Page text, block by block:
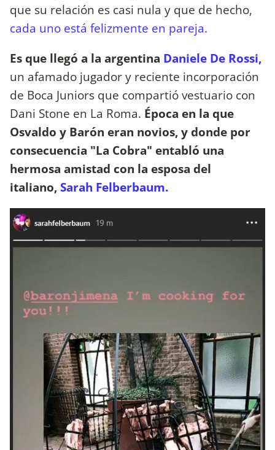
que su relación es casi nula y que de hecho,
cada uno está felizmente en pareja.
Es que llegó a la argentina Daniele De Rossi,
un afamado jugador y reciente incorporación
de Boca Juniors que compartió vestuario con
Dani Stone en La Roma. Época en la que
Osvaldo y Barón eran novios, y donde por
consecuencia "La Cobra" entabló una
hermosa amistad con la esposa del
italiano,Sarah Felberbaum.